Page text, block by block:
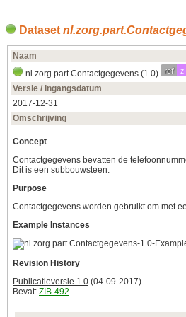
Dataset
Naam
nl.zorg.part.Contactgegevens (1.0)
ref
Versie / ingangsdatum
2017‑12‑31
Omschrijving
Concept
Contactgegevens bevatten de
Dit is een subbouwsteen.
Purpose
Contactgegevens worden gebruikt om met
Example Instances
Revision History
Publicatieversie 1.0 (04-09-2017)
Bevat: ZIB-492.